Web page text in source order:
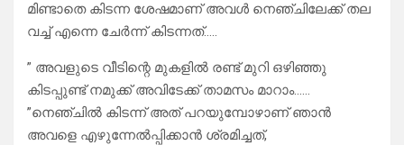
മിണ്ടാതെ കിടന്ന ശേഷമാണ് അവൾ നെഞ്ചിലേക്ക് തല
വച്ച് എന്നെ ചേർന്ന് കിടന്നത്…..
” അവളുടെ വീടിന്റെ മുകളിൽ രണ്ട് മുറി ഒഴിഞ്ഞു
കിടപ്പുണ്ട് നമുക്ക് അവിടേക്ക് താമസം മാറാം……
”നെഞ്ചിൽ കിടന്ന് അത് പറയുമ്പോഴാണ് ഞാൻ
അവളെ എഴുന്നേൽപ്പിക്കാൻ ശ്രമിച്ചത്,